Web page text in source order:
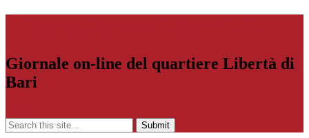
Giornale on-line del quartiere Libertà di
Bari